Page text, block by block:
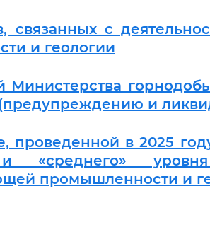
связанных с
и геологии
Министерства
и
проведенной в 2025
и «среднего»
промышленности и